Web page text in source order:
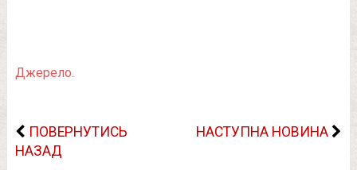
Джерело.
ПОВЕРНУТИСЬ
НАЗАД
НАСТУПНА НОВИНА